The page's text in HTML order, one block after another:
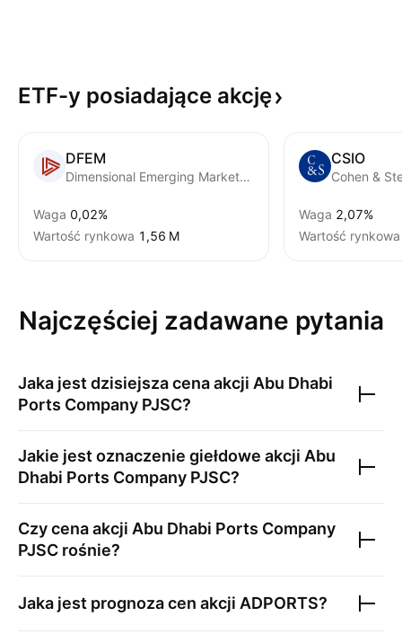
ETF-y posiadające akcję
DFEM
Dimensional Emerging Markets Core Equity 2 ETF
Waga 0,02%
Wartość rynkowa ‪1,56 M‬
CSIO
Waga 2,07%
Wartość rynkowa
Najczęściej zadawane pytania
Jaka jest dzisiejsza cena akcji Abu Dhabi
Ports Company PJSC?
Jakie jest oznaczenie giełdowe akcji Abu
Dhabi Ports Company PJSC?
Czy cena akcji Abu Dhabi Ports Company
PJSC rośnie?
Jaka jest prognoza cen akcji ADPORTS?